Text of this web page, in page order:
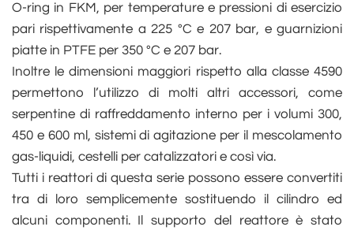
O-ring in FKM, per temperature e pressioni di esercizio
pari rispettivamente a 225 °C e 207 bar, e guarnizioni
piatte in PTFE per 350 °C e 207 bar.
Inoltre le dimensioni maggiori rispetto alla classe 4590
permettono l’utilizzo di molti altri accessori, come
serpentine di raffreddamento interno per i volumi 300,
450 e 600 ml, sistemi di agitazione per il mescolamento
gas-liquidi, cestelli per catalizzatori e così via.
Tutti i reattori di questa serie possono essere convertiti
tra di loro semplicemente sostituendo il cilindro ed
alcuni componenti. Il supporto del reattore è stato